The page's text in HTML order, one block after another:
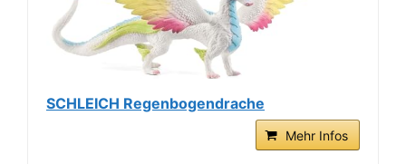
SCHLEICH Regenbogendrache
Mehr Infos